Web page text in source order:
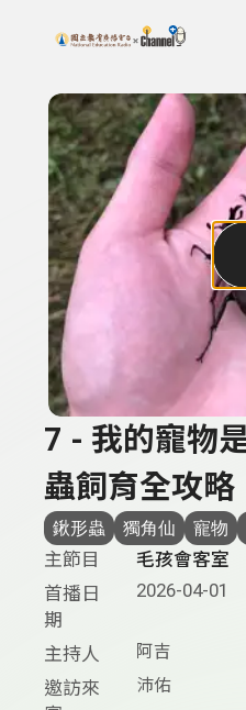
上方功能區塊
搜尋關鍵字：可輸入節目
7 - 我的寵物
蟲飼育全攻略
鍬形蟲 獨角仙 寵物
主節目
毛孩會客室
首播日
期
2026-04-01
主持人 阿吉
邀訪來
沛佑